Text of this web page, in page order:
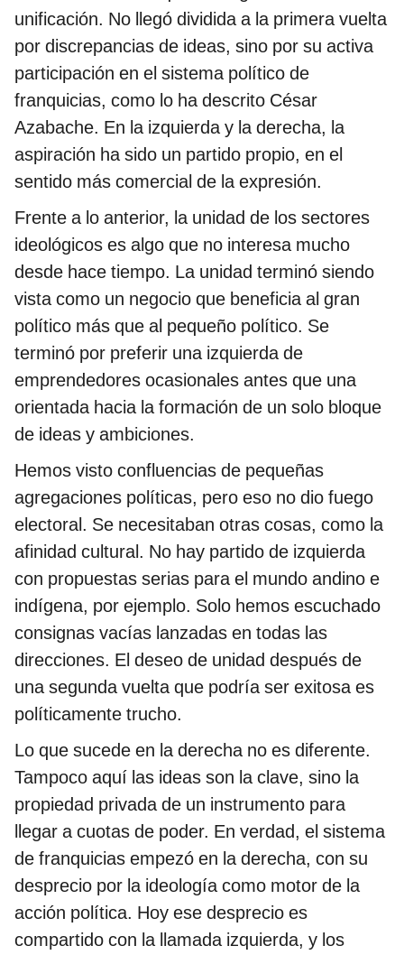
unificación. No llegó dividida a la primera vuelta
por discrepancias de ideas, sino por su activa
participación en el sistema político de
franquicias, como lo ha descrito César
Azabache. En la izquierda y la derecha, la
aspiración ha sido un partido propio, en el
sentido más comercial de la expresión.
Frente a lo anterior, la unidad de los sectores
ideológicos es algo que no interesa mucho
desde hace tiempo. La unidad terminó siendo
vista como un negocio que beneficia al gran
político más que al pequeño político. Se
terminó por preferir una izquierda de
emprendedores ocasionales antes que una
orientada hacia la formación de un solo bloque
de ideas y ambiciones.
Hemos visto confluencias de pequeñas
agregaciones políticas, pero eso no dio fuego
electoral. Se necesitaban otras cosas, como la
afinidad cultural. No hay partido de izquierda
con propuestas serias para el mundo andino e
indígena, por ejemplo. Solo hemos escuchado
consignas vacías lanzadas en todas las
direcciones. El deseo de unidad después de
una segunda vuelta que podría ser exitosa es
políticamente trucho.
Lo que sucede en la derecha no es diferente.
Tampoco aquí las ideas son la clave, sino la
propiedad privada de un instrumento para
llegar a cuotas de poder. En verdad, el sistema
de franquicias empezó en la derecha, con su
desprecio por la ideología como motor de la
acción política. Hoy ese desprecio es
compartido con la llamada izquierda, y los